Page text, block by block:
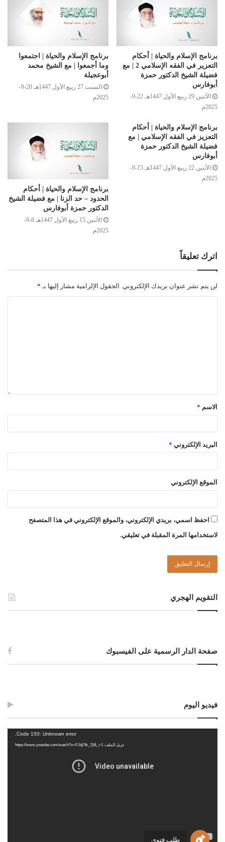
طلب فتوى
برنامج الإسلام والحياة | أحكام
التعزير في الفقه الإسلامي 2 | مع
فضيلة الشيخ الدكتور حمزة
أبوفارس
الأثنين 29 ربيع الأول 1447هـ 22-9-
2025م
برنامج الإسلام والحياة | اجتمعوا
وما أجمعوا | مع الشيخ محمد
أبوعجيلة
السبت 27 ربيع الأول 1447هـ 20-9-
2025م
برنامج الإسلام والحياة | أحكام
التعزيز في الفقه الإسلامي | مع
فضيلة الشيخ الدكتور حمزة
أبوفارس
الأثنين 22 ربيع الأول 1447هـ 15-9-
2025م
برنامج الإسلام والحياة | أحكام
الحدود – حد الزنا | مع فضيلة الشيخ
الدكتور حمزة أبوفارس
الأثنين 15 ربيع الأول 1447هـ 8-9-
2025م
اترك تعليقاً
لن يتم نشر عنوان بريدك الإلكتروني. الحقول الإلزامية مشار إليها بـ *
الاسم *
البريد الإلكتروني *
الموقع الإلكتروني
احفظ اسمي، بريدي الإلكتروني، والموقع الإلكتروني في هذا المتصفح
لاستخدامها المرة المقبلة في تعليقي.
التقويم الهجري
صفحة الدار الرسمية على الفيسبوك
فيديو اليوم
Code 150: Unknown error.
تنزيل الملف: https://www.youtube.com/watch?v=FJdj7tk_7jI&_=1